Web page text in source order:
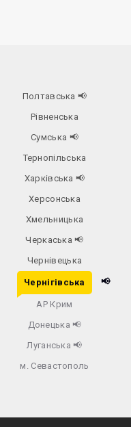
Полтавська 📢
Рівненська
Сумська 📢
Тернопільська
Харківська 📢
Херсонська
Хмельницька
Черкаська📢
Чернівецька
Чернігівська 📢
АР Крим
Донецька 📢
Луганська 📢
м. Севастополь